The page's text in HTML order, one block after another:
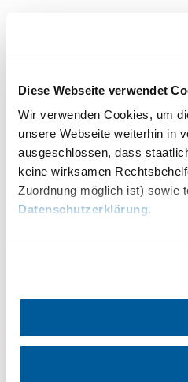
Diese Webseite verwendet
Wir verwenden Cookies, um
unsere Webseite weiterhin in
ausgeschlossen, dass
keine wirksamen
Zuordnung möglich ist) sowie
Datenschutzerklärung.